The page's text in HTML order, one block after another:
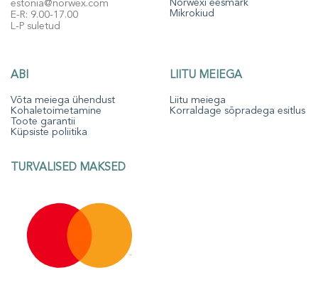
estonia@norwex.com
E-R: 9.00-17.00
L-P suletud
Mikrokiud
ABI
Võta meiega ühendust
Kohaletoimetamine
Toote garantii
Küpsiste poliitika
LIITU MEIEGA
Liitu meiega
Korraldage sõpradega esitlus
TURVALISED MAKSED